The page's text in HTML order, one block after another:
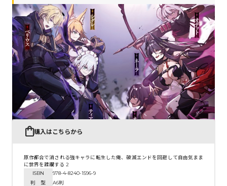
購入はこちらから
原作都合で消される強キャラに転生した俺、破滅エンドを回避して自由気まま
に世界を蹂躙する 2
ISBN
978-4-8240-1596-9
判 型
A6判